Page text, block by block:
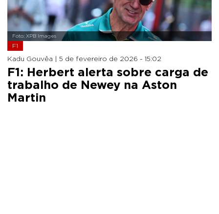
Foto: XPB Images
F1
Kadu Gouvêa | 5 de fevereiro de 2026 - 15:02
F1: Herbert alerta sobre carga de
trabalho de Newey na Aston
Martin